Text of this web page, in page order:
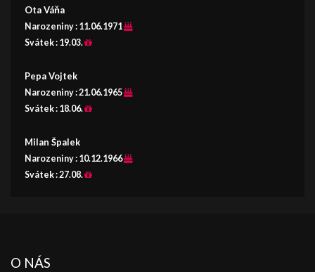
Ota Váňa
Narozeniny : 11.06.1971
Svátek : 19.03.
Pepa Vojtek
Narozeniny :21.06.1965
Svátek : 18.06.
Milan Špalek
Narozeniny : 10.12.1966
Svátek :27.08.
O NÁS